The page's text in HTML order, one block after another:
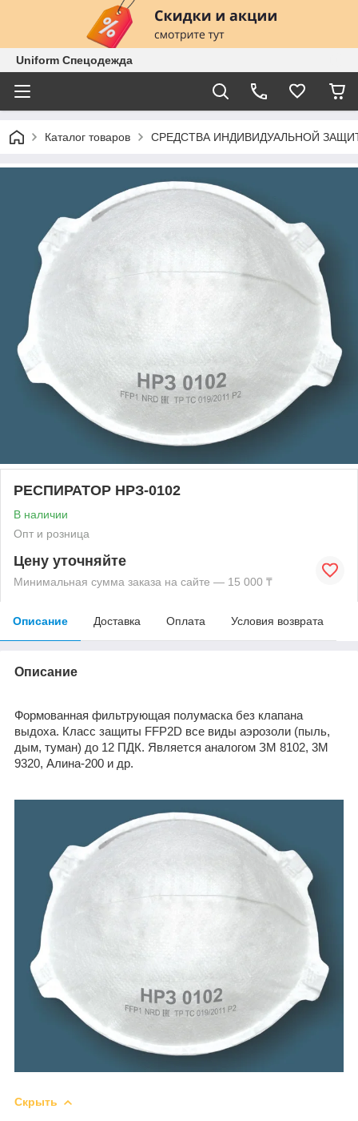
Uniform Спецодежда
Каталог товаров СРЕДСТВА ИНДИВИДУАЛЬНОЙ
РЕСПИРАТОР НРЗ-0102
В наличии
Опт и розница
Цену уточняйте
Минимальная сумма заказа на сайте — 15 000 ₸
Описание Доставка Оплата Условия возврата
Описание
Формованная фильтрующая полумаска без клапана
выдоха. Класс защиты FFP2D все виды аэрозоли (пыль,
дым, туман) до 12 ПДК. Является аналогом ЗМ 8102, 3М
9320, Алина-200 и др.
Скрыть